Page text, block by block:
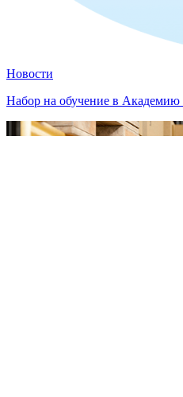
Новости
Набор на обучение в Академию